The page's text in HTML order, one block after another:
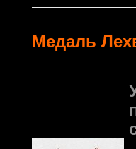
Медаль